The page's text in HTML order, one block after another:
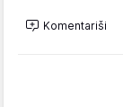
Komentariši